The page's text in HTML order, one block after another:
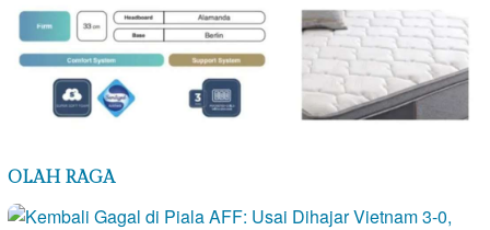
OLAH RAGA